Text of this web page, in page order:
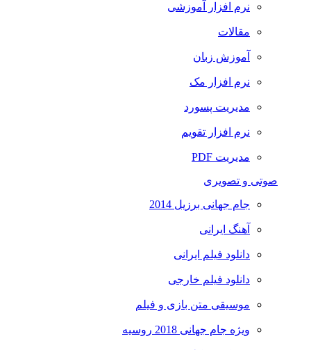
نرم افزار آموزشی
مقالات
آموزش زبان
نرم افزار مک
مدیریت پسورد
نرم افزار تقویم
مدیریت PDF
صوتی و تصویری
جام جهانی برزیل 2014
آهنگ ایرانی
دانلود فیلم ایرانی
دانلود فیلم خارجی
موسیقی متن بازی و فیلم
ویژه جام جهانی 2018 روسیه